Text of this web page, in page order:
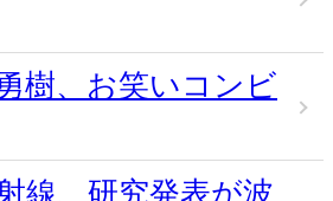
樹、お笑いコンビ
線、研究発表が波